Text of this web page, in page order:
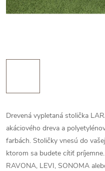
Drevená vypletaná stolička
akáciového dreva a
farbách. Stoličky vnesú do
ktorom sa budete cítiť
RAVONA, LEVI, SONOMA